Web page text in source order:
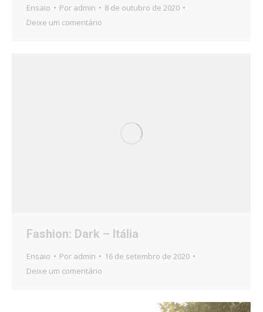
Ensaio Por admin
8 de outubro de 2020
Deixe um comentário
Fashion: Dark – Itália
Ensaio Por admin
16 de setembro de 2020
Deixe um comentário